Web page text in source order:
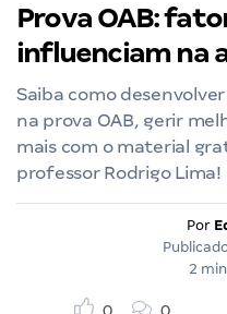
Prova OAB:
influenciam na
Saiba como
na prova OAB, gerir
mais com o material
professor Rodrigo Lima!
Por
2